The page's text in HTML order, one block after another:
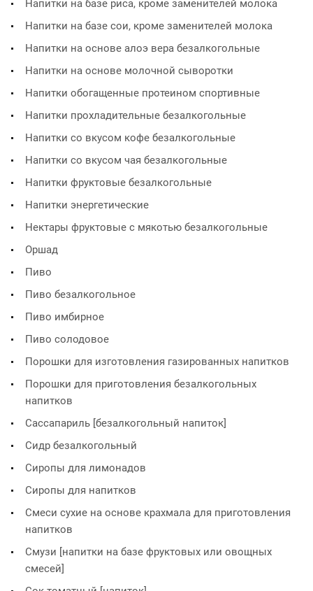
Напитки на базе риса, кроме заменителей молока
Напитки на базе сои, кроме заменителей молока
Напитки на основе алоэ вера безалкогольные
Напитки на основе молочной сыворотки
Напитки обогащенные протеином спортивные
Напитки прохладительные безалкогольные
Напитки со вкусом кофе безалкогольные
Напитки со вкусом чая безалкогольные
Напитки фруктовые безалкогольные
Напитки энергетические
Нектары фруктовые с мякотью безалкогольные
Оршад
Пиво
Пиво безалкогольное
Пиво имбирное
Пиво солодовое
Порошки для изготовления газированных напитков
Порошки для приготовления безалкогольных
напитков
Сассапариль [безалкогольный напиток]
Сидр безалкогольный
Сиропы для лимонадов
Сиропы для напитков
Смеси сухие на основе крахмала для приготовления
напитков
Смузи [напитки на базе фруктовых или овощных
смесей]